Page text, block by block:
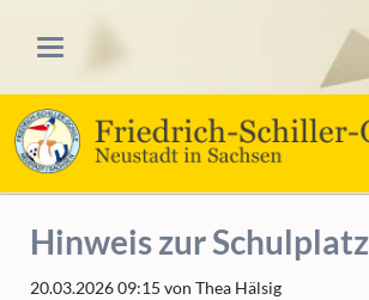
Hinweis zur
20.03.2026 09:15 von Thea Hälsig